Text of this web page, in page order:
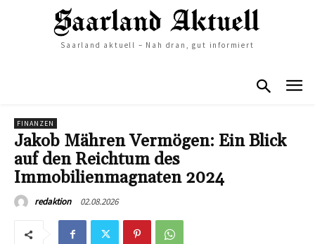
Saarland aktuell – Nah dran, gut informiert
FINANZEN
Jakob Mähren Vermögen: Ein Blick
auf den Reichtum des
Immobilienmagnaten 2024
redaktion 02.08.2026